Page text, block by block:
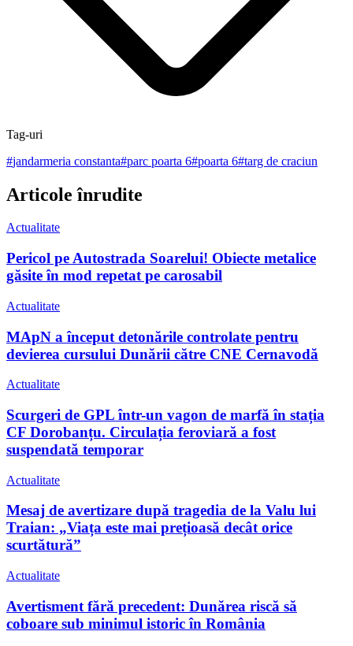
Tag-uri
#jandarmeria constanta#parc poarta 6#poarta 6#targ de craciun
Articole înrudite
Actualitate
Pericol pe Autostrada Soarelui! Obiecte metalice
găsite în mod repetat pe carosabil
Actualitate
MApN a început detonările controlate pentru
devierea cursului Dunării către CNE Cernavodă
Actualitate
Scurgeri de GPL într-un vagon de marfă în stația
CF Dorobanțu. Circulația feroviară a fost
suspendată temporar
Actualitate
Mesaj de avertizare după tragedia de la Valu lui
Traian: „Viața este mai prețioasă decât orice
scurtătură”
Actualitate
Avertisment fără precedent: Dunărea riscă să
coboare sub minimul istoric în România